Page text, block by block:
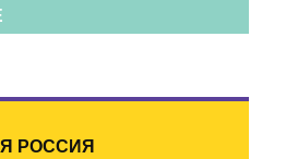
РОССИЯ